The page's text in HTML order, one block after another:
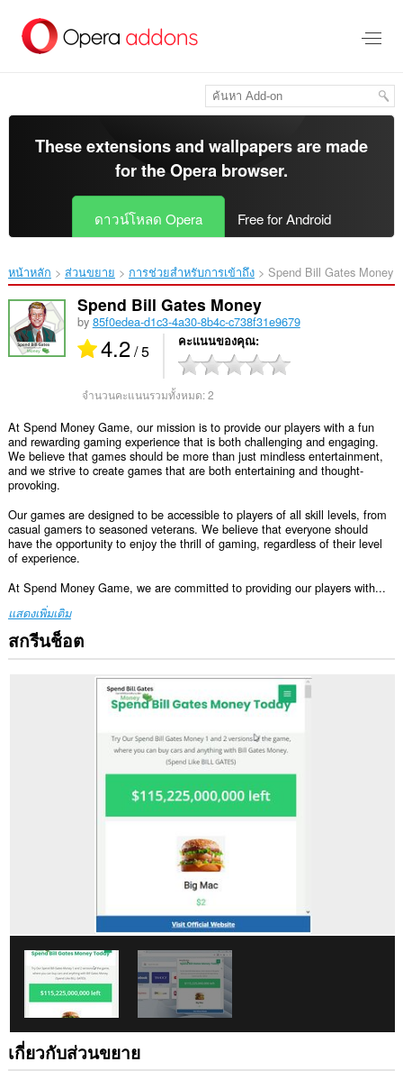
These extensions and wallpapers are made
for theOpera browser.
ดาวน์โหลด Opera Free for Android
หน้าหลัก ส่วนขยาย การช่วยสำหรับการเข้าถึง Spend Bill Gates Money‎
Spend Bill Gates Money
by 85f0edea-d1c3-4a30-8b4c-c738f31e9679
4.2/ 5 คะแนนของคุณ
จำนวนคะแนนรวมทั้งหมด:2
At Spend Money Game, our mission is to provide our players with a fun
and rewarding gaming experience that is both challenging and engaging.
We believe that games should be more than just mindless entertainment,
and we strive to create games that are both entertaining and thought-
provoking.
Our games are designed to be accessible to players of all skill levels, from
casual gamers to seasoned veterans. We believe that everyone should
have the opportunity to enjoy the thrill of gaming, regardless of their level
of experience.
At Spend Money Game, we are committed to providing our players with...
แสดงเพิ่มเติม
สกรีนช็อต
เกี่ยวกับส่วนขยาย